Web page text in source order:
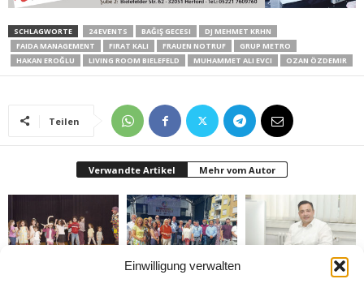
Einwilligung verwalten
SCHLAGWORTE 24 EVENTS BAĞIŞ GECESI
DJ MEHMET KRHN
FAIDA MANAGEMENT
FIRAT KALI FRAUEN NOTRUF
GRUP METRO
HAKAN EROĞLU
LIVING ROOM BIELEFELD MUHAMMET ALI EVCI OZAN ÖZDEMIR
Teilen
Verwandte Artikel Mehr vom Autor